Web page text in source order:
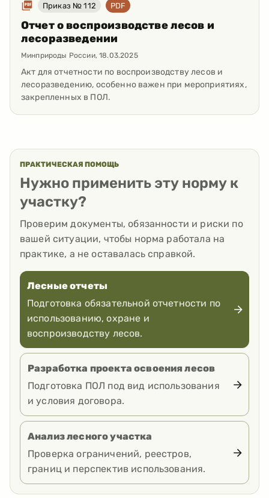
Приказ № 112 PDF
Отчет о воспроизводстве лесов и
лесоразведении
Минприроды России,18.03.2025
Акт для отчетности по воспроизводству лесов и
лесоразведению, особенно важен при мероприятиях,
закрепленных в ПОЛ.
ПРАКТИЧЕСКАЯ ПОМОЩЬ
Нужно применить эту норму к
участку?
Проверим документы, обязанности и риски по
вашей ситуации, чтобы норма работала на
практике, а не оставалась справкой.
Лесные отчеты
Подготовка обязательной отчетности по
использованию, охране и
воспроизводству лесов.
Разработка проекта освоения лесов
Подготовка ПОЛ под вид использования
и условия договора.
Анализ лесного участка
Проверка ограничений, реестров,
границ и перспектив использования.